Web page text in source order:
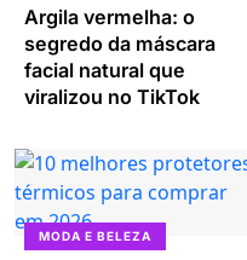
Argila vermelha: o
segredo da máscara
facial natural que
viralizou no TikTok
MODA E BELEZA